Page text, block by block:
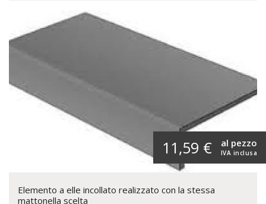
11,59 € IVA inclusa
al pezzo
Elemento a elle incollato realizzato con la stessa
mattonella scelta